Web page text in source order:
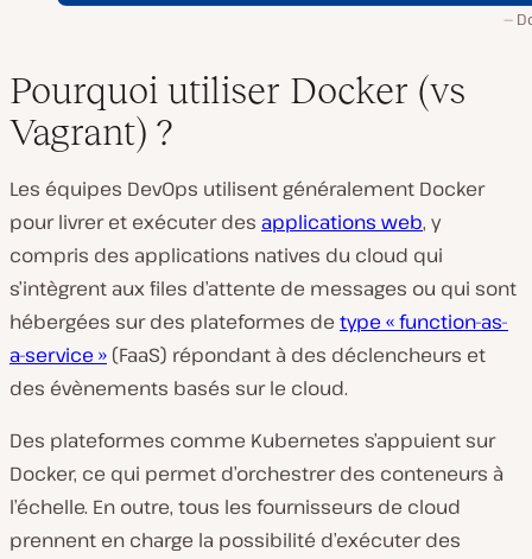
Pourquoi utiliser Docker (vs
Vagrant) ?
Les équipes DevOps utilisent généralement Docker
pour livrer et exécuter des applications web, y
compris des applications natives du cloud qui
s’intègrent aux files d’attente de messages ou qui sont
hébergées sur des plateformes de type « function-as-
a-service » (FaaS) répondant à des déclencheurs et
des évènements basés sur le cloud.
Des plateformes comme Kubernetes s’appuient sur
Docker, ce qui permet d’orchestrer des conteneurs à
l’échelle. En outre, tous les fournisseurs de cloud
prennent en charge la possibilité d’exécuter des